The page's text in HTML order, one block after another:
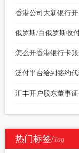
香港公司大新银行
俄罗斯/白俄罗斯收
怎么开香港银行卡
泛付平台给到签约
汇丰开户股东董事
热门标签/Tag